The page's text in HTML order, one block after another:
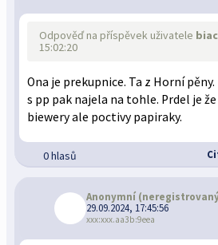
Odpověď na příspěvek uživatele
15:02:20
Ona je prekupnice. Ta z Horní
s pp pak najela na tohle. Prdel je
biewery ale poctivy papiraky.
0 hlasů
Anonymní
29.09.2024, 17:45:56
xxx:xxx.aa3b:9eea